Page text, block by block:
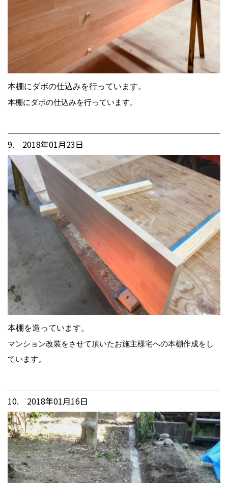
本棚にダボの仕込みを行っています。
本棚にダボの仕込みを行っています。
9. 2018年01月23日
本棚を造っています。
マンション改装をさせて頂いたお施主様宅への本棚作成をし
ています。
10. 2018年01月16日